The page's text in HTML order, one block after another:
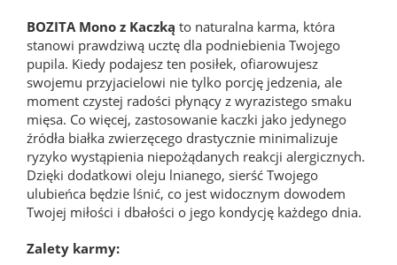
BOZITA Mono z Kaczką to naturalna karma, która
stanowi prawdziwą ucztę dla podniebienia Twojego
pupila. Kiedy podajesz ten posiłek, ofiarowujesz
swojemu przyjacielowi nie tylko porcję jedzenia, ale
moment czystej radości płynący z wyrazistego smaku
mięsa. Co więcej, zastosowanie kaczki jako jedynego
źródła białka zwierzęcego drastycznie minimalizuje
ryzyko wystąpienia niepożądanych reakcji alergicznych.
Dzięki dodatkowi oleju lnianego, sierść Twojego
ulubieńca będzie lśnić, co jest widocznym dowodem
Twojej miłości i dbałości o jego kondycję każdego dnia.
Zalety karmy: